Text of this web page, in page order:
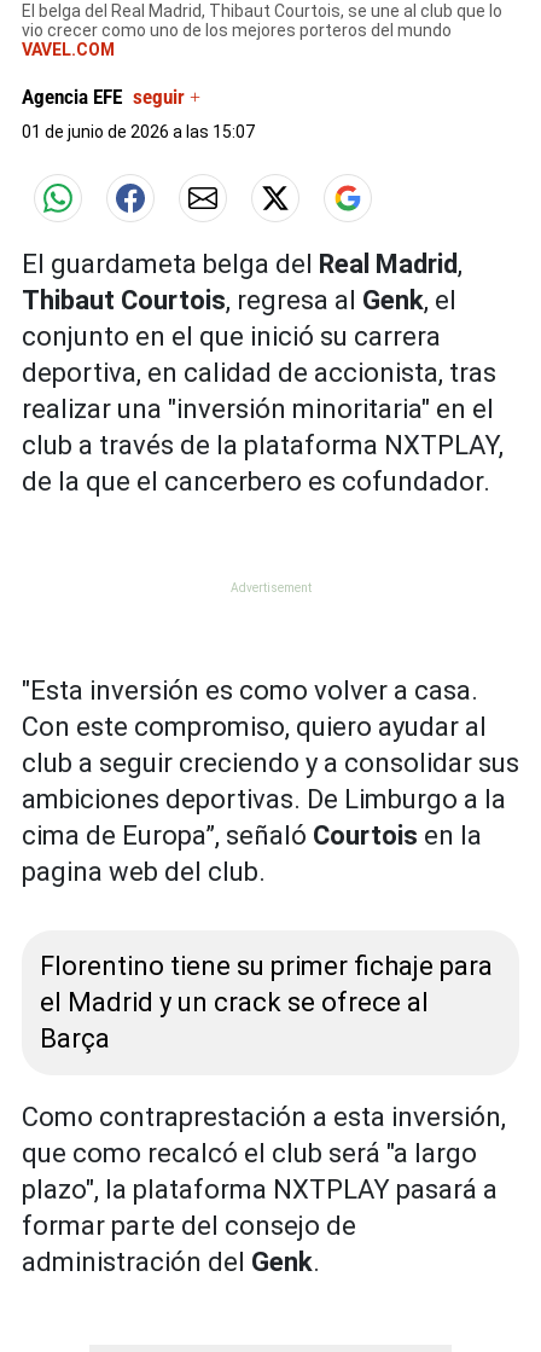
El belga del Real Madrid, Thibaut Courtois, se une al club que lo
vio crecer como uno de los mejores porteros del mundo
VAVEL.COM
Agencia EFE seguir +
01 de junio de 2026 a las 15:07
El guardameta belga del Real Madrid,
Thibaut Courtois, regresa al Genk, el
conjunto en el que inició su carrera
deportiva, en calidad de accionista, tras
realizar una "inversión minoritaria" en el
club a través de la plataforma NXTPLAY,
de la que el cancerbero es cofundador.
"Esta inversión es como volver a casa.
Con este compromiso, quiero ayudar al
club a seguir creciendo y a consolidar sus
ambiciones deportivas. De Limburgo a la
cima de Europa”, señaló Courtois en la
pagina web del club.
Florentino tiene su primer fichaje para
el Madrid y un crack se ofrece al
Barça
Como contraprestación a esta inversión,
que como recalcó el club será "a largo
plazo", la plataforma NXTPLAY pasará a
formar parte del consejo de
administración del Genk.